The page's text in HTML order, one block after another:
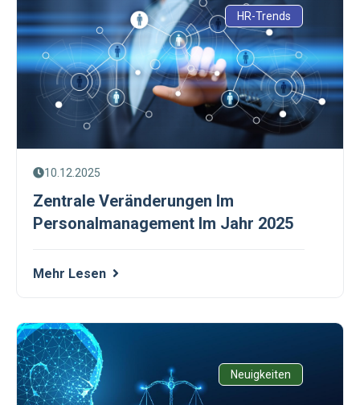
HR-Trends
10.12.2025
Zentrale Veränderungen Im
Personalmanagement Im Jahr 2025
Mehr Lesen
Neuigkeiten